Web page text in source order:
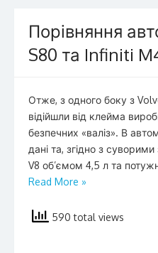
Порівняння
S80 та Infiniti
Отже, з одного боку з
відійшли від клейма
безпечних «валіз». В
дані та, згідно з
V8 об’ємом 4,5 л та
Read More »
590 total views